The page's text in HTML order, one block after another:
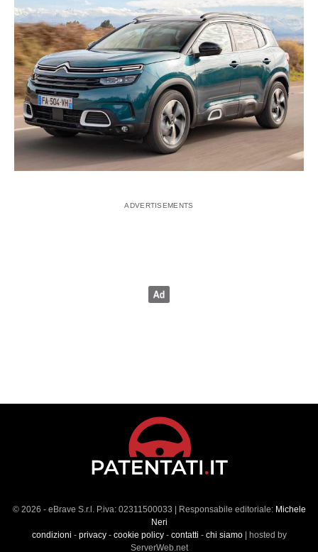
© 2026 - eBrave S.r.l. P.iva: 02311500033 | Responsabile editoriale: Michele
Neri
condizioni - privacy- cookie policy- contatti - chi siamo| hosted by
ServerWeb.net